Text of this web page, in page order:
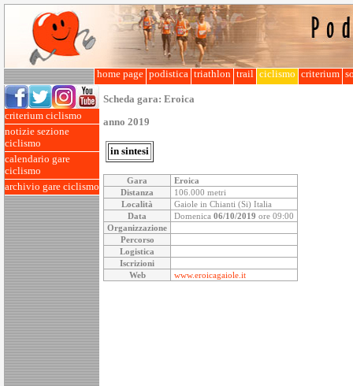
home page podistica triathlon trail ciclismo criterium
criterium ciclismo
notizie sezione
ciclismo
calendario gare
ciclismo
archivio gare ciclismo
Scheda gara: Eroica
anno 2019
in sintesi
Gara
Eroica
Distanza
106.000 metri
Località
Gaiole in Chianti (Si) Italia
Data
Domenica 06/10/2019 ore 09:00
Organizzazione
Percorso
Logistica
Iscrizioni
Web
www.eroicagaiole.it